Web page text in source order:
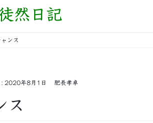
然日記
ンス
: 2020年8月1日 肥長孝卓
ス